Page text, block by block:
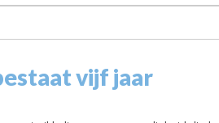
vijf jaar